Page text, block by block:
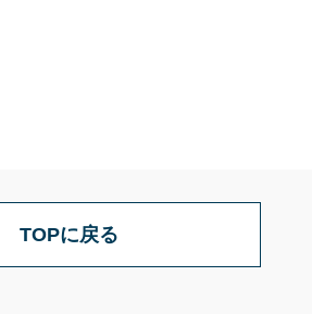
TOPに戻る